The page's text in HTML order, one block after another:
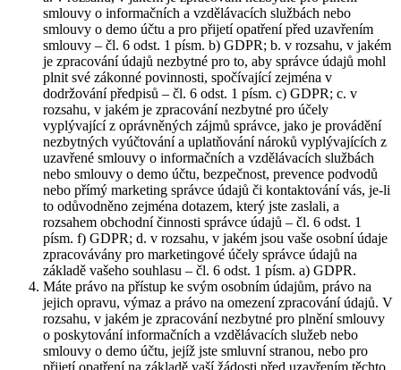
smlouvy o informačních a vzdělávacích službách nebo
smlouvy o demo účtu a pro přijetí opatření před uzavřením
smlouvy – čl. 6 odst. 1 písm. b) GDPR; b. v rozsahu, v jakém
je zpracování údajů nezbytné pro to, aby správce údajů mohl
plnit své zákonné povinnosti, spočívající zejména v
dodržování předpisů – čl. 6 odst. 1 písm. c) GDPR; c. v
rozsahu, v jakém je zpracování nezbytné pro účely
vyplývající z oprávněných zájmů správce, jako je provádění
nezbytných vyúčtování a uplatňování nároků vyplývajících z
uzavřené smlouvy o informačních a vzdělávacích službách
nebo smlouvy o demo účtu, bezpečnost, prevence podvodů
nebo přímý marketing správce údajů či kontaktování vás, je-li
to odůvodněno zejména dotazem, který jste zaslali, a
rozsahem obchodní činnosti správce údajů – čl. 6 odst. 1
písm. f) GDPR; d. v rozsahu, v jakém jsou vaše osobní údaje
zpracovávány pro marketingové účely správce údajů na
základě vašeho souhlasu – čl. 6 odst. 1 písm. a) GDPR.
Máte právo na přístup ke svým osobním údajům, právo na
jejich opravu, výmaz a právo na omezení zpracování údajů. V
rozsahu, v jakém je zpracování nezbytné pro plnění smlouvy
o poskytování informačních a vzdělávacích služeb nebo
smlouvy o demo účtu, jejíž jste smluvní stranou, nebo pro
přijetí opatření na základě vaší žádosti před uzavřením těchto